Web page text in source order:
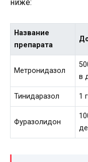
ниже:
Название
препарата
Метронидазол
в
Тинидаразол 1
Фуразолидон